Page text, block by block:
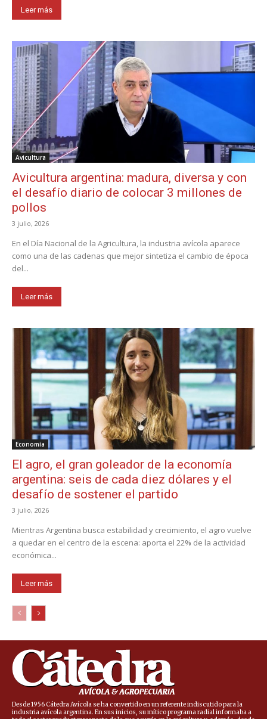
Leer más
Avicultura
Avicultura argentina: madura, diversa y con
el desafío diario de colocar 3 millones de
pollos
3 julio, 2026
En el Día Nacional de la Agricultura, la industria avícola aparece
como una de las cadenas que mejor sintetiza el cambio de época
del...
Leer más
Economía
El agro, el gran goleador de la economía
argentina: seis de cada diez dólares y el
desafío de sostener el partido
3 julio, 2026
Mientras Argentina busca estabilidad y crecimiento, el agro vuelve
a quedar en el centro de la escena: aporta el 22% de la actividad
económica...
Leer más
Desde 1956 Cátedra Avícola se ha convertido en un referente indiscutido para la
industria avícola argentina. En sus inicios, su mítico programa radial informaba a